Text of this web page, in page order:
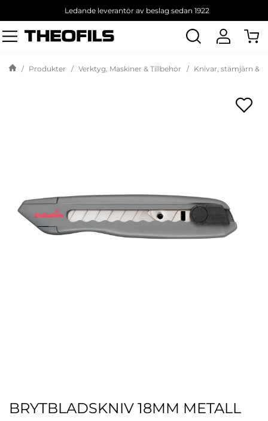
Ledande leverantör av beslag sedan 1922
Sök
produkt
Produkter Verktyg, Maskiner & Tillbehör Knivar, stämjärn &
BRYTBLADSKNIV 18MM METALL